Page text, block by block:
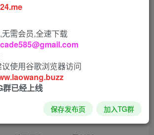
来一款相当有意思的欧美HTML游戏！
需会员,全速下载
使用谷歌浏览器访问
群已经上线
保存发布页 加入TG群